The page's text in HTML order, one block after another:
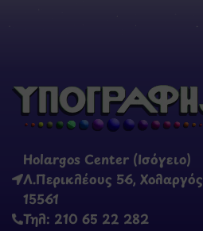
Holargos Center (Ισόγειο)
Λ.Περικλέους 56, Χολαργός
15561
Τηλ: 210 65 22 282